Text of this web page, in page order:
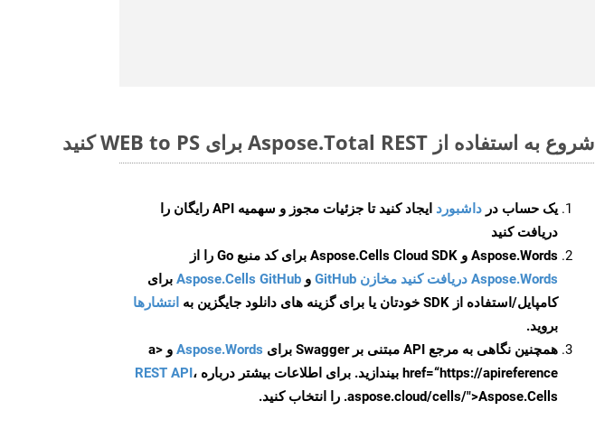
شروع به استفاده از Aspose.Total REST برای WEB to PS کنید
یک حساب در داشبورد
ایجاد کنید تا جزئیات مجوز و سهمیه API رایگان را
دریافت کنید
Aspose.Words و Aspose.Cells Cloud SDK برای کد منبع Go را از
Aspose.Words دریافت کنید مخازن GitHub
و Aspose.Cells GitHub برای
کامپایل/استفاده از SDK خودتان یا برای گزینه های دانلود جایگزین به
انتشارها
بروید.
همچنین نگاهی به مرجع API مبتنی بر Swagger برای
Aspose.Words
و <a
href=“https://apireference بیندازید. برای اطلاعات بیشتر درباره
REST API،
.aspose.cloud/cells/">Aspose.Cells را انتخاب کنید.